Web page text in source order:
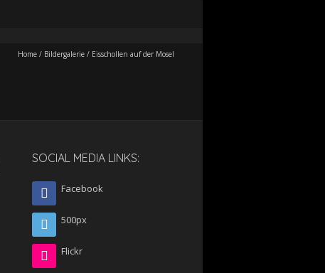
Home / Bildergalerie / Eisschollen auf der Mosel
SOCIAL MEDIA LINKS:
Facebook
500px
Flickr